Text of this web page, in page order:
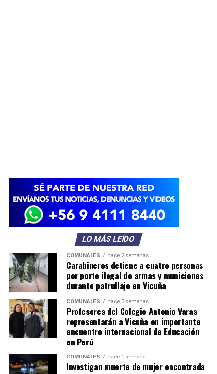
LO MÁS LEÍDO
COMUNALES hace 2 semanas
Carabineros detiene a cuatro personas
por porte ilegal de armas y municiones
durante patrullaje en Vicuña
COMUNALES hace 3 semanas
Profesores del Colegio Antonio Varas
representarán a Vicuña en importante
encuentro internacional de Educación
en Perú
COMUNALES hace 1 semana
Investigan muerte de mujer encontrada